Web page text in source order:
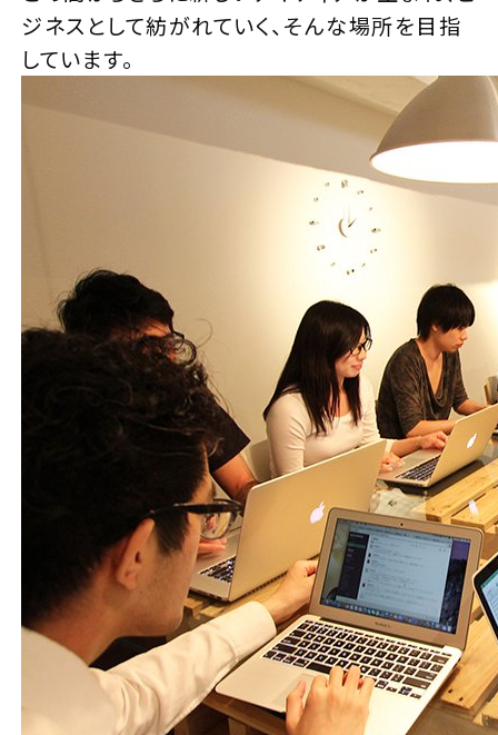
ジネスとして紡がれていく、そんな場所を目指
しています。